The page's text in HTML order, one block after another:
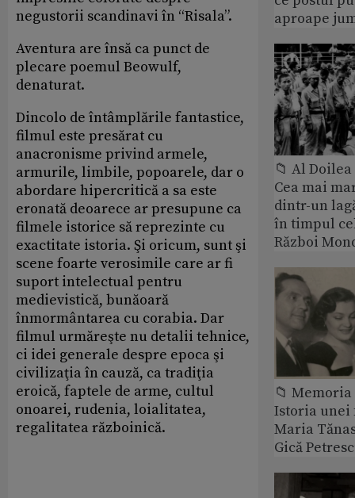
negustorii scandinavi în “Risala”.
Aventura are însă ca punct de
plecare poemul Beowulf,
denaturat.
Dincolo de întâmplările fantastice,
filmul este presărat cu
anacronisme privind armele,
armurile, limbile, popoarele, dar o
abordare hipercritică a sa este
eronată deoarece ar presupune ca
filmele istorice să reprezinte cu
exactitate istoria. Şi oricum, sunt şi
scene foarte verosimile care ar fi
suport intelectual pentru
medievistică, bunăoară
înmormântarea cu corabia. Dar
filmul urmăreşte nu detalii tehnice,
ci idei generale despre epoca şi
civilizaţia în cauză, ca tradiţia
eroică, faptele de arme, cultul
onoarei, rudenia, loialitatea,
regalitatea războinică.
aproape
📁 Al
Cea mai
dintr-un
în timpul
Război
📁
Istoria
Maria
Gică